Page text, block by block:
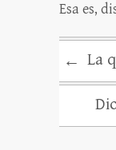
Esa es,
← La